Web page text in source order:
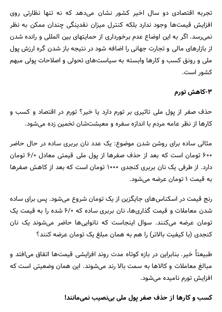
تجربه اقتصادی دو سال اخیر کشور نشان می‌دهد که نه تنها نظارتی روی
افزایش قیمت‌ها وجود ندارد بلکه کنترل میزان نقدینگی چندان ممکن به نظر
نمی‌رسد. اگر به این اوضاع عدم برخورداری از حمایت‎های بین المللی و رانده شدن
از بازارهای مالی و تجارت جهانی را اضافه شود در نتیجه باز شدن گره ارزش پول
ملی و رونق کسب و کارها وابسته به سیاست‌های تحولی و اصلاحات پولی مبهم
کشور است.
3-کاهش تورم
حذف صفر از پول ملی تاثیری بر تورم دارد یا خیر؟ تورم در اقتصاد و کسب و
کارها از نظر عامه مردم با اندازه سفره و معیشت‌شان تخمین زده می‌شود.
مثالی ساده برای روشن شدن موضوع: یک عدد نان بربری ساده در حال حاضر
600 تومان است که بعد از حذف صفرها از پول ملی قیمتی معادل 6/0 تومان
دارد. از طرفی یک نان بربری کنجدی 1000 تومان است که بعد از کاهش صفرها
به قیمت 1 تومان عرضه می‌شود.
رنج قیمت در اسکناس‌های جایگزین از یک تومان شروع می‌شود. پس برای ساده
شدن معاملات و قیمت گذاری‌ها، نان بربری ساده که 6/0 شده را به قیمت یک
تومان عرضه می‌کنند. سوال اینجاست که نانوایی‌ها حاضر می‌شوند یک نان
کنجدی (با کیفیت بالاتر) را هم به همان مبلغ یک تومان عرضه کنند؟
طبیعتاً خیر. بنابراین در بازه کوتاه مدت روند افزایشی قیمت‌ها اتفاق می‌افتد و
مبالغ معاملات و کالاها به سمت بالا رند می‌شوند. این همان وضعیتی است که
افزایش تورم نامیده می‌شود.
کسب و کارها از حذف صفر پول ملی بی‌نصیب نمی‌مانند!